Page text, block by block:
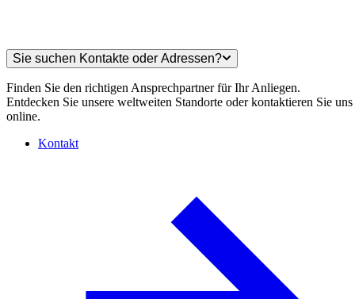
Sie suchen Kontakte oder Adressen?
Finden Sie den richtigen Ansprechpartner für Ihr Anliegen.
Entdecken Sie unsere weltweiten Standorte oder kontaktieren Sie uns
online.
Kontakt